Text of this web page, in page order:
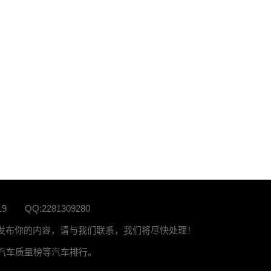
QQ:2281309280
你的内容，请与我们联系，我们将尽快处理！
质量榜等汽车排行。